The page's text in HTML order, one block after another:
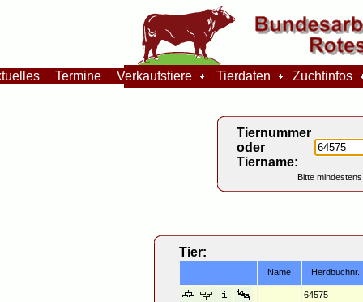
Termine Verkaufstiere Tierdaten Zuchtinfos
Tiernummer
oder
Tiername:
Bitte
Tier:
Name Herdbuchnr.
64575